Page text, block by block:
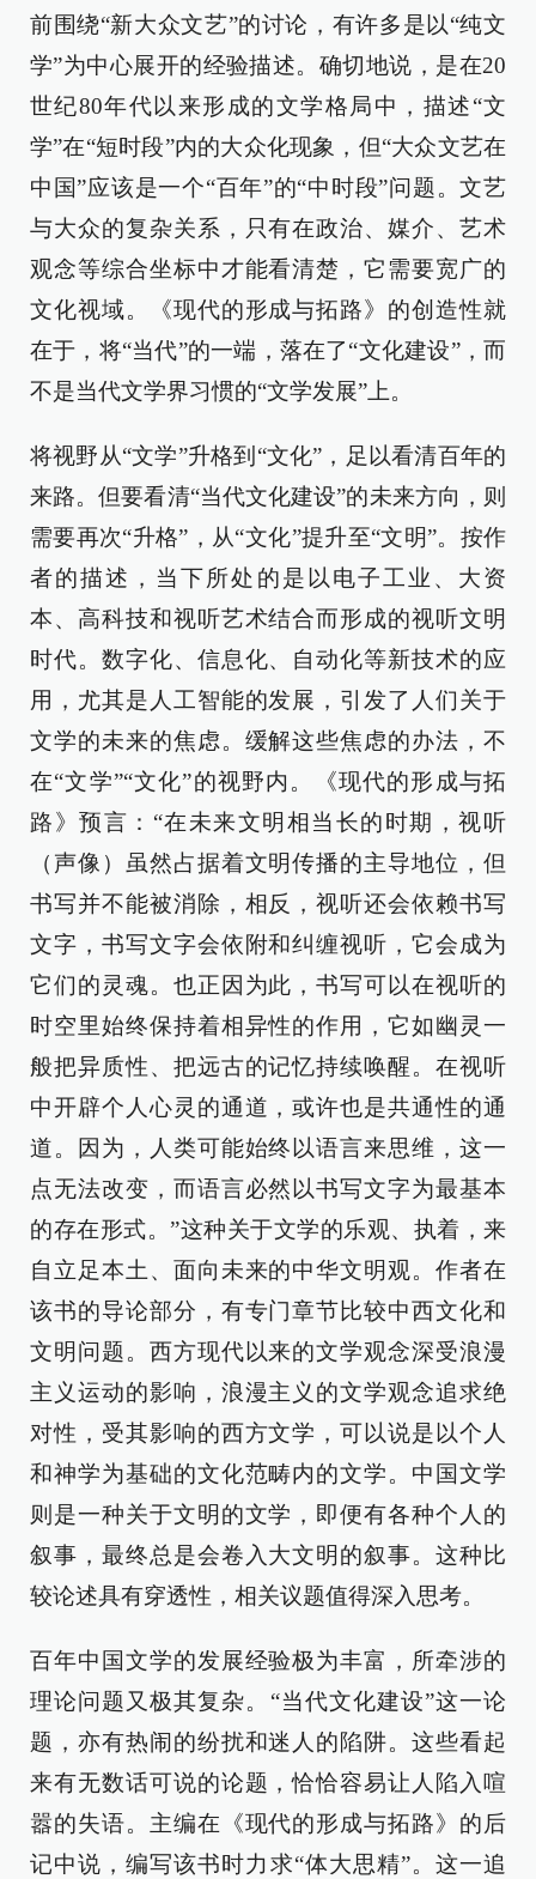
前围绕“新大众文艺”的讨论，有许多是以“纯文
学”为中心展开的经验描述。确切地说，是在20
世纪80年代以来形成的文学格局中，描述“文
学”在“短时段”内的大众化现象，但“大众文艺在
中国”应该是一个“百年”的“中时段”问题。文艺
与大众的复杂关系，只有在政治、媒介、艺术
观念等综合坐标中才能看清楚，它需要宽广的
文化视域。《现代的形成与拓路》的创造性就
在于，将“当代”的一端，落在了“文化建设”，而
不是当代文学界习惯的“文学发展”上。
将视野从“文学”升格到“文化”，足以看清百年的
来路。但要看清“当代文化建设”的未来方向，则
需要再次“升格”，从“文化”提升至“文明”。按作
者的描述，当下所处的是以电子工业、大资
本、高科技和视听艺术结合而形成的视听文明
时代。数字化、信息化、自动化等新技术的应
用，尤其是人工智能的发展，引发了人们关于
文学的未来的焦虑。缓解这些焦虑的办法，不
在“文学”“文化”的视野内。《现代的形成与拓
路》预言：“在未来文明相当长的时期，视听
（声像）虽然占据着文明传播的主导地位，但
书写并不能被消除，相反，视听还会依赖书写
文字，书写文字会依附和纠缠视听，它会成为
它们的灵魂。也正因为此，书写可以在视听的
时空里始终保持着相异性的作用，它如幽灵一
般把异质性、把远古的记忆持续唤醒。在视听
中开辟个人心灵的通道，或许也是共通性的通
道。因为，人类可能始终以语言来思维，这一
点无法改变，而语言必然以书写文字为最基本
的存在形式。”这种关于文学的乐观、执着，来
自立足本土、面向未来的中华文明观。作者在
该书的导论部分，有专门章节比较中西文化和
文明问题。西方现代以来的文学观念深受浪漫
主义运动的影响，浪漫主义的文学观念追求绝
对性，受其影响的西方文学，可以说是以个人
和神学为基础的文化范畴内的文学。中国文学
则是一种关于文明的文学，即便有各种个人的
叙事，最终总是会卷入大文明的叙事。这种比
较论述具有穿透性，相关议题值得深入思考。
百年中国文学的发展经验极为丰富，所牵涉的
理论问题又极其复杂。“当代文化建设”这一论
题，亦有热闹的纷扰和迷人的陷阱。这些看起
来有无数话可说的论题，恰恰容易让人陷入喧
嚣的失语。主编在《现代的形成与拓路》的后
记中说，编写该书时力求“体大思精”。这一追